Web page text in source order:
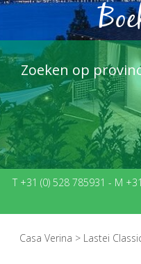
Zoeken op
T +31 (0) 528 785931 - M
Casa Verina > Lastei